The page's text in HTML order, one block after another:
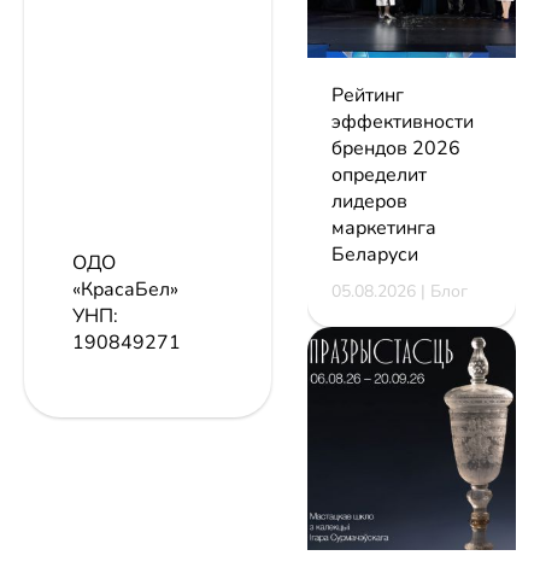
ОДО
«КрасаБел»
УНП:
190849271
Рейтинг
эффективности
брендов 2026
определит
лидеров
маркетинга
Беларуси
05.08.2026 | Блог